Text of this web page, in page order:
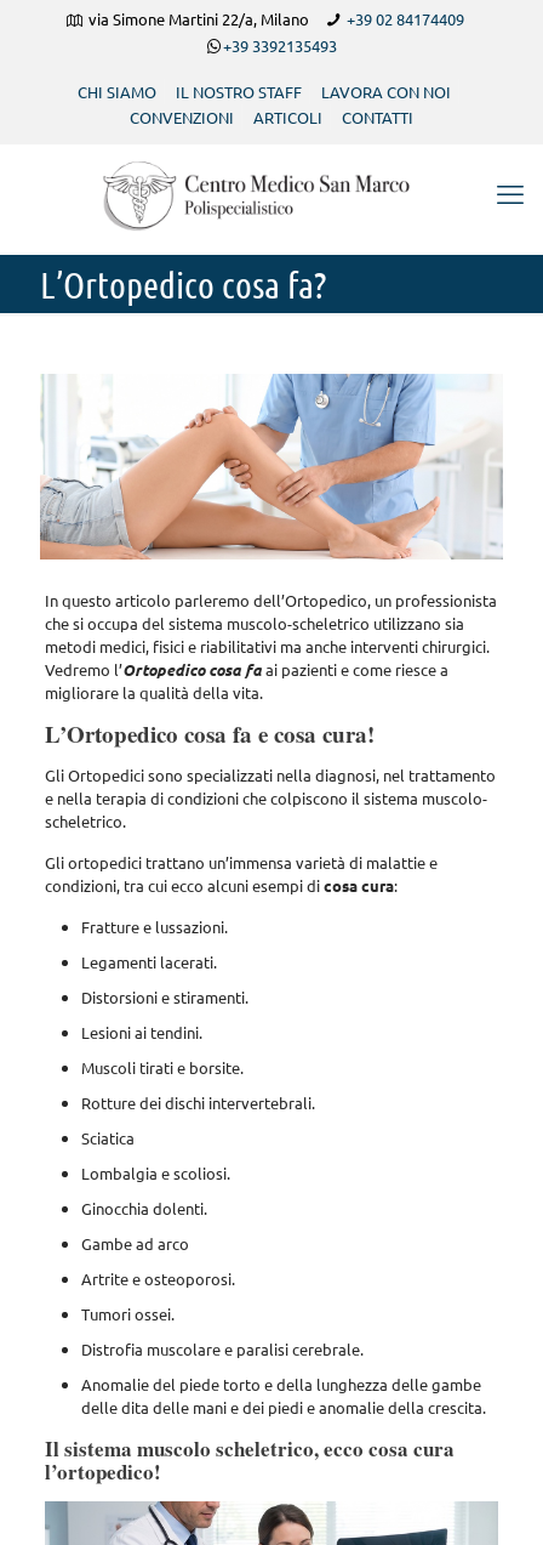
via Simone Martini 22/a, Milano
+39 02 84174409
+39 3392135493
CHI SIAMO IL NOSTRO STAFF
LAVORA CON NOI
CONVENZIONI
ARTICOLI CONTATTI
L’Ortopedico cosa fa?
In questo articolo parleremo dell’Ortopedico, un professionista
che si occupa del sistema muscolo-scheletrico utilizzano sia
metodi medici, fisici e riabilitativi ma anche interventi chirurgici.
Vedremo l’Ortopedico cosa faai pazienti e come riesce a
migliorare la qualità della vita.
L’Ortopedico cosa fa e cosa cura!
Gli Ortopedici sono specializzati nella diagnosi, nel trattamento
e nella terapia di condizioni che colpiscono il sistema muscolo-
scheletrico.
Gli ortopedici trattano un’immensa varietà di malattie e
condizioni, tra cui ecco alcuni esempi dicosa cura:
Fratture e lussazioni.
Legamenti lacerati.
Distorsioni e stiramenti.
Lesioni ai tendini.
Muscoli tirati e borsite.
Rotture dei dischi intervertebrali.
Sciatica
Lombalgia e scoliosi.
Ginocchia dolenti.
Gambe ad arco
Artrite e osteoporosi.
Tumori ossei.
Distrofia muscolare e paralisi cerebrale.
Anomalie del piede torto e della lunghezza delle gambe
delle dita delle mani e dei piedi e anomalie della crescita.
Il sistema muscolo scheletrico, ecco cosa cura
l’ortopedico!